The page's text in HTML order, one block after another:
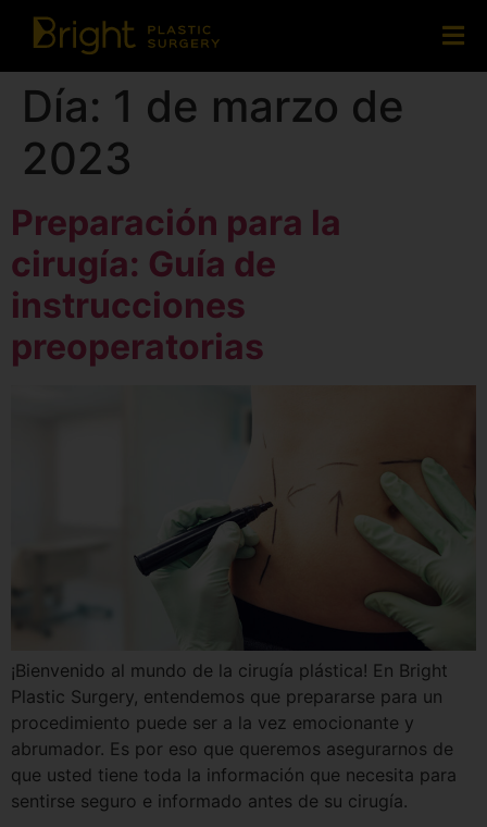
Día: 1 de marzo de
2023
Preparación para la
cirugía: Guía de
instrucciones
preoperatorias
¡Bienvenido al mundo de la cirugía plástica! En Bright
Plastic Surgery, entendemos que prepararse para un
procedimiento puede ser a la vez emocionante y
abrumador. Es por eso que queremos asegurarnos de
que usted tiene toda la información que necesita para
sentirse seguro e informado antes de su cirugía.